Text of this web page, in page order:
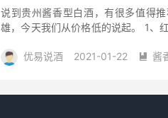
说到贵州酱香型白酒，有很多值得
雄，今天我们从价格低的说起。 1、
薄，后味明...
优易说酒 2021-01-22  酱